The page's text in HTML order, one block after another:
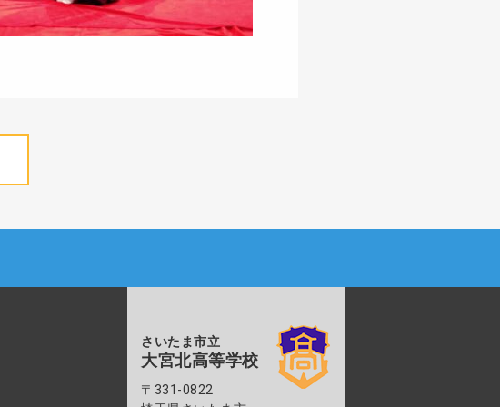
さいたま市立
大宮北高等学校
〒331-0822